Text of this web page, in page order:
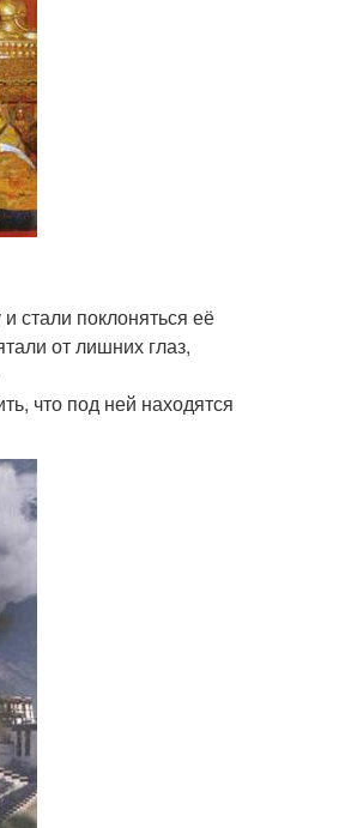
стали поклоняться её
от лишних глаз,
что под ней находятся